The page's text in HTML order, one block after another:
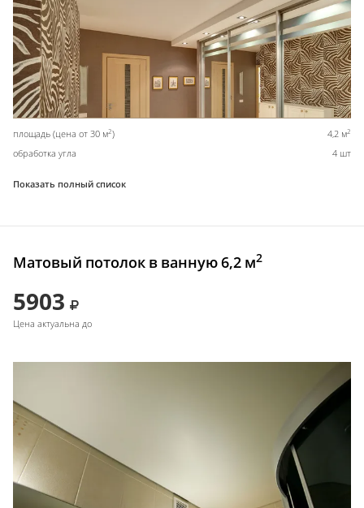
площадь (цена от 30 м2) 4,2 м2
обработка угла 4 шт
Показать полный список
Матовый потолок в ванную 6,2 м2
5903
Цена актуальна до